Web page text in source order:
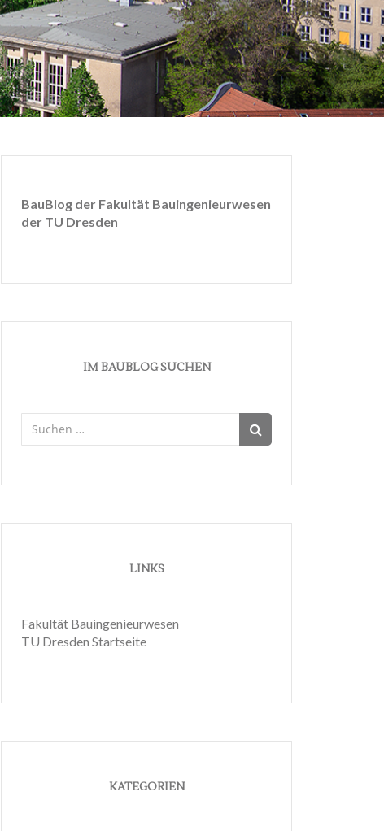
BauBlog der Fakultät Bauingenieurwesen
der TU Dresden
IM BAUBLOG SUCHEN
nach:
LINKS
Fakultät Bauingenieurwesen
TU Dresden Startseite
KATEGORIEN